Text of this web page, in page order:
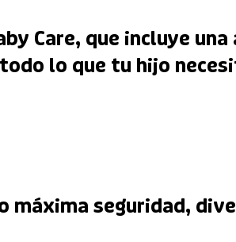
Care, que incluye
lo que tu hijo
máxima seguridad,